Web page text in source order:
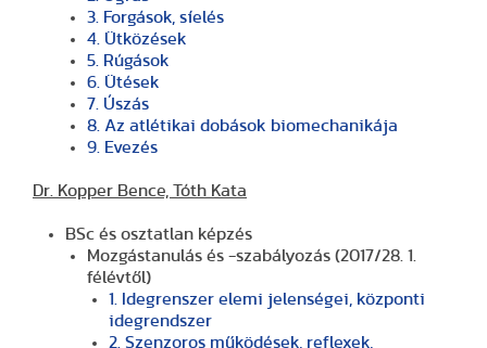
3. Forgások, síelés
4. Ütközések
5. Rúgások
6. Ütések
7. Úszás
8. Az atlétikai dobások biomechanikája
9. Evezés
Dr. Kopper Bence, Tóth Kata
BSc és osztatlan képzés
Mozgástanulás és -szabályozás (2017/28. 1.
félévtől)
1. Idegrenszer elemi jelenségei, központi
idegrendszer
2. Szenzoros működések, reflexek,